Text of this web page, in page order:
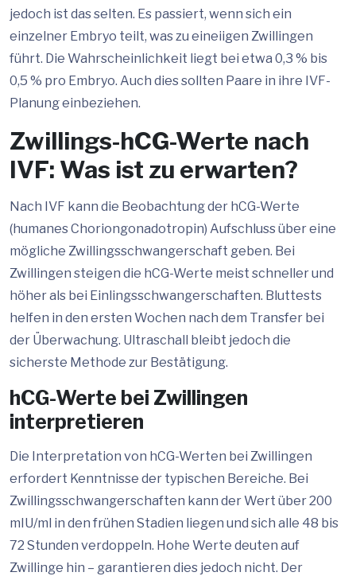
jedoch ist das selten. Es passiert, wenn sich ein
einzelner Embryo teilt, was zu eineiigen Zwillingen
führt. Die Wahrscheinlichkeit liegt bei etwa 0,3 % bis
0,5 % pro Embryo. Auch dies sollten Paare in ihre IVF-
Planung einbeziehen.
Zwillings-hCG-Werte nach
IVF: Was ist zu erwarten?
Nach IVF kann die Beobachtung der hCG-Werte
(humanes Choriongonadotropin) Aufschluss über eine
mögliche Zwillingsschwangerschaft geben. Bei
Zwillingen steigen die hCG-Werte meist schneller und
höher als bei Einlingsschwangerschaften. Bluttests
helfen in den ersten Wochen nach dem Transfer bei
der Überwachung. Ultraschall bleibt jedoch die
sicherste Methode zur Bestätigung.
hCG-Werte bei Zwillingen
interpretieren
Die Interpretation von hCG-Werten bei Zwillingen
erfordert Kenntnisse der typischen Bereiche. Bei
Zwillingsschwangerschaften kann der Wert über 200
mIU/ml in den frühen Stadien liegen und sich alle 48 bis
72 Stunden verdoppeln. Hohe Werte deuten auf
Zwillinge hin – garantieren dies jedoch nicht. Der